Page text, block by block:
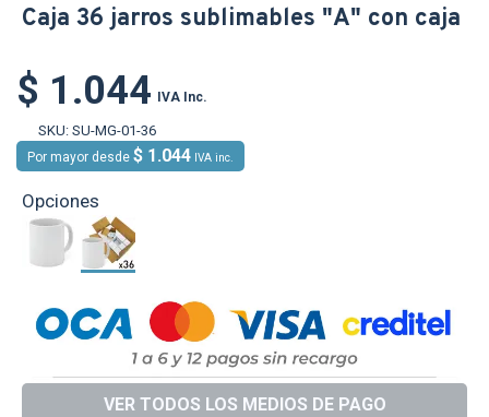
Caja 36 jarros sublimables "A" con caja
$ 1.044 IVA Inc.
SKU: SU-MG-01-36
Por mayor desde $ 1.044 IVA inc.
Opciones
VER TODOS LOS MEDIOS DE PAGO